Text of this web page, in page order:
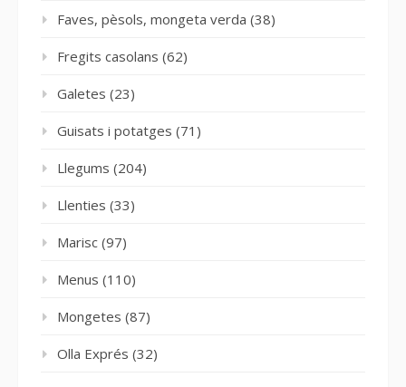
Faves, pèsols, mongeta verda (38)
Fregits casolans (62)
Galetes (23)
Guisats i potatges (71)
Llegums (204)
Llenties (33)
Marisc (97)
Menus (110)
Mongetes (87)
Olla Exprés (32)